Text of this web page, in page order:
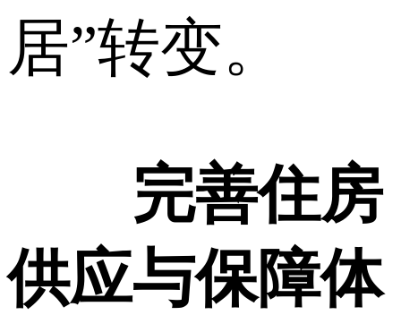
居”转变。
完善住房
供应与保障体